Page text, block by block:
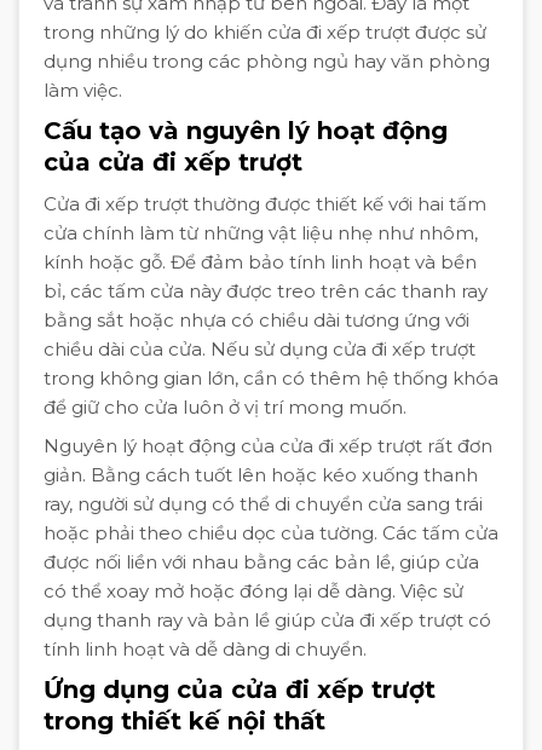
trong những lý do khiến cửa đi xếp trượt được sử
dụng nhiều trong các phòng ngủ hay văn phòng
làm việc.
Cấu tạo và nguyên lý hoạt động
của cửa đi xếp trượt
Cửa đi xếp trượt thường được thiết kế với hai tấm
cửa chính làm từ những vật liệu nhẹ như nhôm,
kính hoặc gỗ. Để đảm bảo tính linh hoạt và bền
bỉ, các tấm cửa này được treo trên các thanh ray
bằng sắt hoặc nhựa có chiều dài tương ứng với
chiều dài của cửa. Nếu sử dụng cửa đi xếp trượt
trong không gian lớn, cần có thêm hệ thống khóa
để giữ cho cửa luôn ở vị trí mong muốn.
Nguyên lý hoạt động của cửa đi xếp trượt rất đơn
giản. Bằng cách tuốt lên hoặc kéo xuống thanh
ray, người sử dụng có thể di chuyển cửa sang trái
hoặc phải theo chiều dọc của tường. Các tấm cửa
được nối liền với nhau bằng các bản lề, giúp cửa
có thể xoay mở hoặc đóng lại dễ dàng. Việc sử
dụng thanh ray và bản lề giúp cửa đi xếp trượt có
tính linh hoạt và dễ dàng di chuyển.
Ứng dụng của cửa đi xếp trượt
trong thiết kế nội thất